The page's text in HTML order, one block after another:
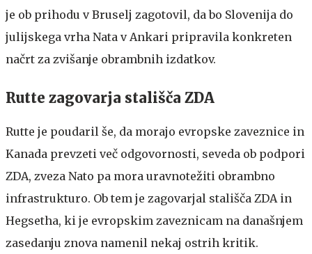
je ob prihodu v Bruselj zagotovil, da bo Slovenija do
julijskega vrha Nata v Ankari pripravila konkreten
načrt za zvišanje obrambnih izdatkov.
Rutte zagovarja stališča ZDA
Rutte je poudaril še, da morajo evropske zaveznice in
Kanada prevzeti več odgovornosti, seveda ob podpori
ZDA, zveza Nato pa mora uravnotežiti obrambno
infrastrukturo. Ob tem je zagovarjal stališča ZDA in
Hegsetha, ki je evropskim zaveznicam na današnjem
zasedanju znova namenil nekaj ostrih kritik.